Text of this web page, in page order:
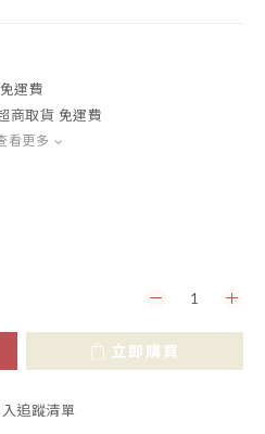
運費
商取貨 免運費
看更多
立即購買
追蹤清單